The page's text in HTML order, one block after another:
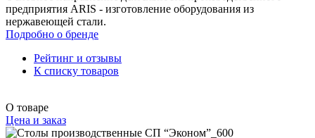
предприятия ARIS - изготовление оборудования из
нержавеющей стали.
Подробно о бренде
Рейтинг и отзывы
К списку товаров
О товаре
Цена и заказ